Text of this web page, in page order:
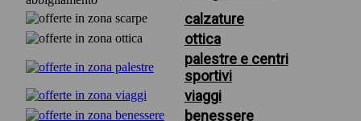
calzature
ottica
palestre e centri
sportivi
viaggi
benessere